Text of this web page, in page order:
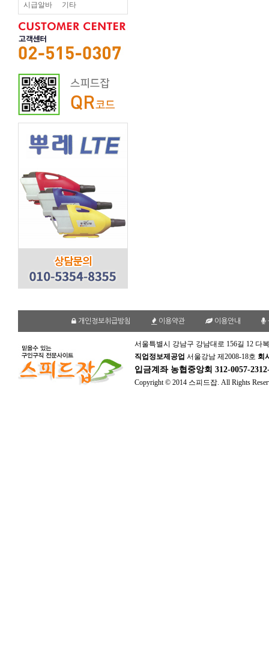
시급알바 기타
개인정보취급방침 이용약관 이용안내
서울특별시 강남구 강남대로 156길 12 다
직업정보제공업 서울강남 제2008-18호 회
입금계좌 농협중앙회 312-0057-
Copyright © 2014 스피드잡. All Rights